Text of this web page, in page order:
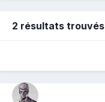
2 résultats trouvés